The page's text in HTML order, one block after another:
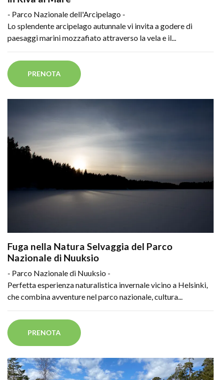
- Parco Nazionale dell'Arcipelago -
Lo splendente arcipelago autunnale vi invita a godere di
paesaggi marini mozzafiato attraverso la vela e il...
PRENOTA
Fuga nella Natura Selvaggia del Parco
Nazionale di Nuuksio
- Parco Nazionale di Nuuksio -
Perfetta esperienza naturalistica invernale vicino a Helsinki,
che combina avventure nel parco nazionale, cultura...
PRENOTA